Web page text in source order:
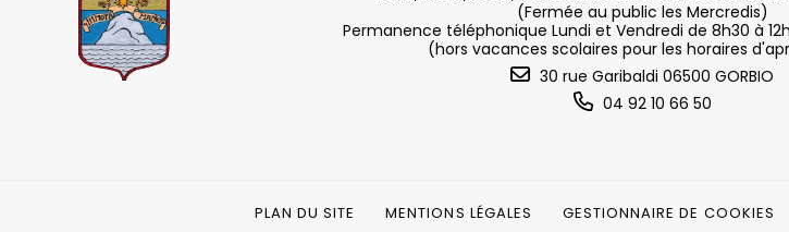
(Fermée au public les Mercredis)
Permanence téléphonique Lundi et Vendredi de 8h30 à
(hors vacances scolaires pour les horaires
30 rue Garibaldi 06500 GORBIO
04 92 10 66 50
PLAN DU SITE MENTIONS LÉGALES GESTIONNAIRE DE COOKIES